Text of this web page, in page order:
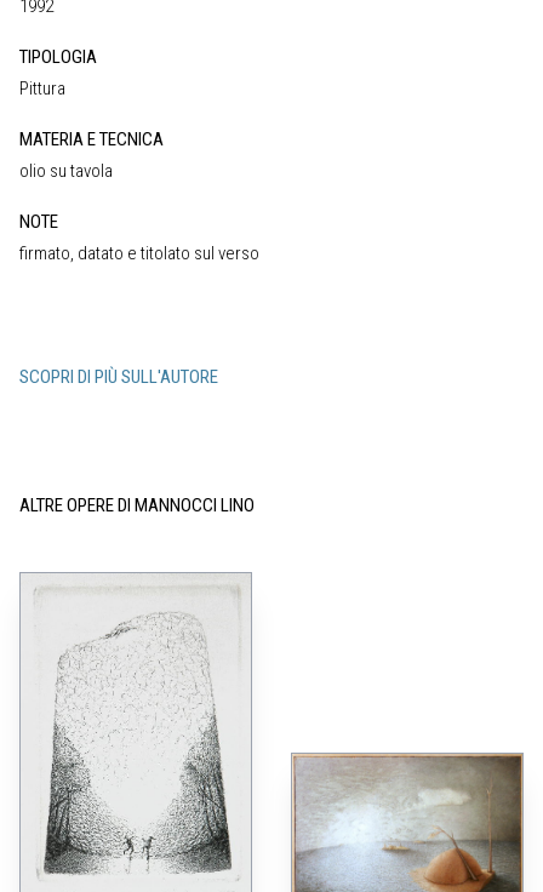
1992
TIPOLOGIA
Pittura
MATERIA E TECNICA
olio su tavola
NOTE
firmato, datato e titolato sul verso
SCOPRI DI PIÙ SULL'AUTORE
ALTRE OPERE DI MANNOCCI LINO